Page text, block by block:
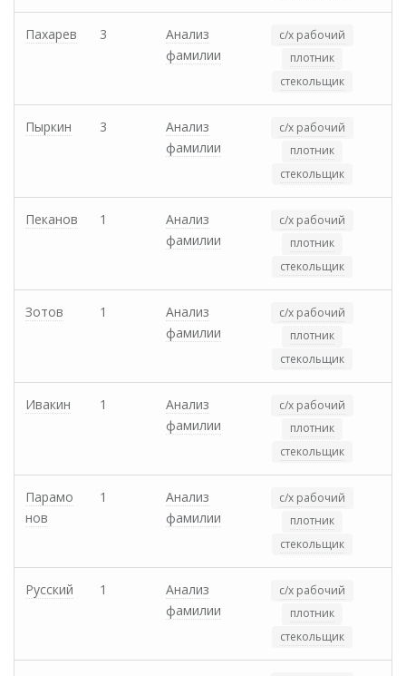
Пахарев 3
Анализ
фамилии
с/х рабочий
плотник
стекольщик
Пыркин 3
Анализ
фамилии
с/х рабочий
плотник
стекольщик
Пеканов 1
Анализ
фамилии
с/х рабочий
плотник
стекольщик
Зотов 1
Анализ
фамилии
с/х рабочий
плотник
стекольщик
Ивакин 1
Анализ
фамилии
с/х рабочий
плотник
стекольщик
Парамо
нов
1
Анализ
фамилии
с/х рабочий
плотник
стекольщик
Русский 1
Анализ
фамилии
с/х рабочий
плотник
стекольщик